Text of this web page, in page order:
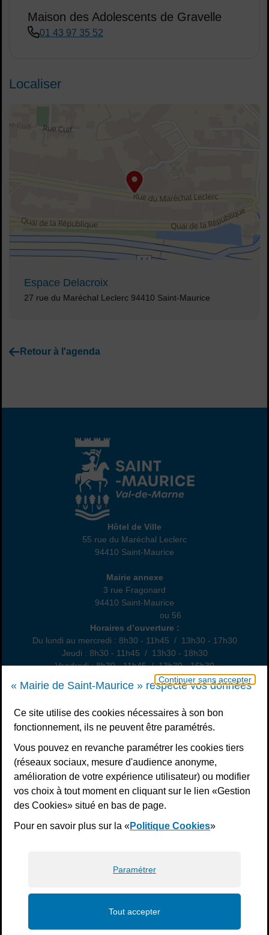
Continuer sans accepter
« Mairie de Saint-Maurice » respecte vos données
Ce site utilise des cookies nécessaires à son bon
fonctionnement, ils ne peuvent être paramétrés.
Vous pouvez en revanche paramétrer les cookies tiers
(réseaux sociaux, mesure d'audience anonyme,
amélioration de votre expérience utilisateur) ou modifier
vos choix à tout moment en cliquant sur le lien «Gestion
des Cookies» situé en bas de page.
Pour en savoir plus sur la «Politique Cookies»
Paramétrer
Tout accepter
Maison des Adolescents de Gravelle
01 43 97 35 52
Localiser
Voir plan
Espace Delacroix
Adresse :
27 rue du Maréchal Leclerc 94410 Saint-Maurice
Retour à l'agenda
Hôtel de Ville
Hôtel de Ville
55 rue du Maréchal Leclerc
94410 Saint-Maurice
Annexe
Mairie annexe
3 rue Fragonard
94410 Saint-Maurice
ou 56
Horaires d’ouverture :
Du lundi au mercredi : 8h30 - 11h45 / 13h30 - 17h30
Jeudi : 8h30 - 11h45 / 13h30 - 18h30
Vendredi : 8h30 - 11h45 / 13h30 - 16h30
Un samedi par mois : permanence état civil, sur rendez-vous
S’inscrire à la newsletter
Télécharger l’application
Nous suivre
Facebook
Instagram
Youtube
LinkedIn
Calaméo